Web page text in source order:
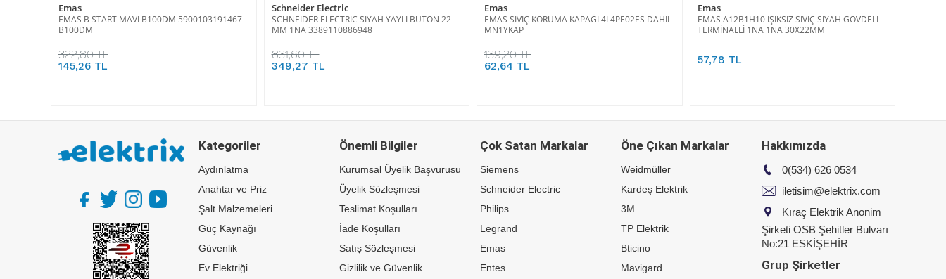
Emas
EMAS B START MAVİ B100DM 5900103191467
B100DM
322,80 TL
145,26 TL
Schneider Electric
SCHNEIDER ELECTRIC SİYAH YAYLI BUTON 22
MM 1NA 3389110886948
831,60 TL
349,27 TL
Emas
EMAS SİVİÇ KORUMA KAPAĞI 4L4PE02ES DAHİL
MN1YKAP
139,20 TL
62,64 TL
Emas
EMAS A12B1H10 IŞIKSIZ SİVİÇ SİYAH GÖVDELİ
TERMİNALLİ 1NA 1NA 30X22MM
57,78 TL
Kategoriler
Aydınlatma
Anahtar ve Priz
Şalt Malzemeleri
Güç Kaynağı
Güvenlik
Ev Elektriği
Önemli Bilgiler
Kurumsal Üyelik Başvurusu
Üyelik Sözleşmesi
Teslimat Koşulları
İade Koşulları
Satış Sözleşmesi
Gizlilik ve Güvenlik
Çok Satan Markalar
Siemens
Schneider Electric
Philips
Legrand
Emas
Entes
Öne Çıkan Markalar
Weidmüller
Kardeş Elektrik
3M
TP Elektrik
Bticino
Mavigard
Hakkımızda
0(534) 626 0534
iletisim@elektrix.com
Kıraç Elektrik Anonim
Şirketi OSB Şehitler Bulvarı
No:21 ESKİŞEHİR
Grup Şirketler